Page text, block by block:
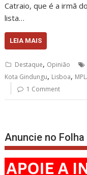
Catraio, que é a irmã
lista…
LEIA MAIS
Destaque, Opinião
Kota Gindungu, Lisboa,
1 Comment
Anuncie no Folha